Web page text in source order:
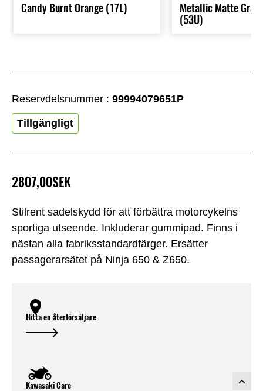
Stilrent sadelskydd för att förbättra motorcykelns
sportiga utseende. Inkluderar gummipad. Finns i
nästan alla fabriksstandardfärger. Ersätter
passagerarsätet på Ninja 650 & Z650.
2807,00SEK
Reservdelsnummer : 99994079651P
Tillgängligt
Candy Burnt Orange (17L)
Metallic Matte
(53U)
Hitta en återförsäljare
Kawasaki Care